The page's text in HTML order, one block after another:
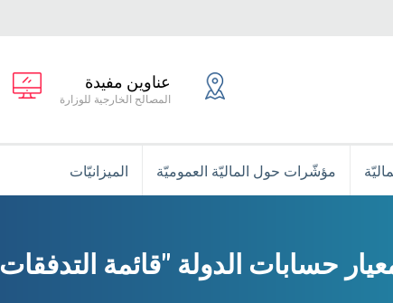
عناوين مفيدة
المصالح الخارجية للوزارة
مؤشّرات حول الماليّة العموميّة الميزانيّات
حسابات الدولة "قائمة التدفقات